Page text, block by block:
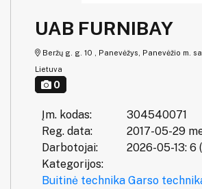
UAB FURNIBAY
Beržų g. g. 10 , Panevėžys, Panevėžio m.
Lietuva
0
Įm. kodas:
304540071
Reg. data:
2017-05-29
Darbotojai:
2026-05-13: 6
Kategorijos:
Buitinė technika Garso